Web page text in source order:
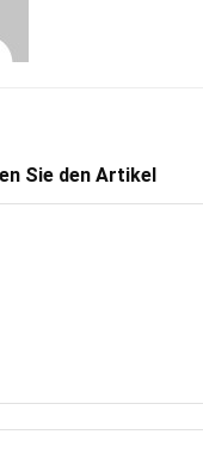
Sie den Artikel